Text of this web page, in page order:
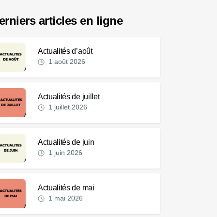
articles en ligne
Actualités d’août
1 août 2026
Actualités de juillet
1 juillet 2026
Actualités de juin
1 juin 2026
Actualités de mai
1 mai 2026